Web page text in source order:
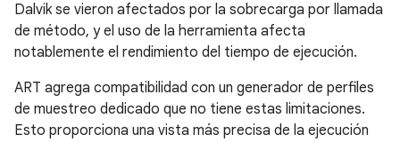
Dalvik se vieron afectados por la sobrecarga por llamada
de método, y el uso de la herramienta afecta
notablemente el rendimiento del tiempo de ejecución.
ART agrega compatibilidad con un generador de perfiles
de muestreo dedicado que no tiene estas limitaciones.
Esto proporciona una vista más precisa de la ejecución